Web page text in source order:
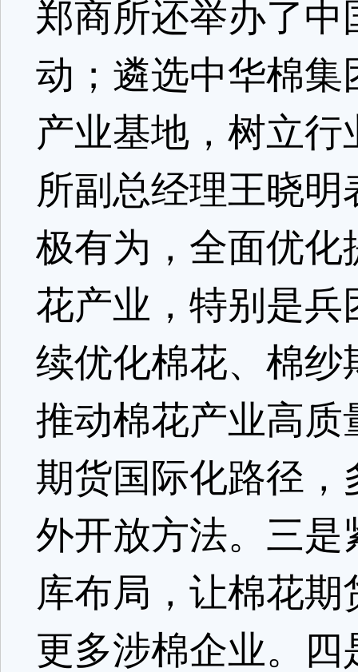
郑商所还举办了
动；遴选中华棉
产业基地，树立
所副总经理王晓
极有为，全面优
花产业，特别是
续优化棉花、棉
推动棉花产业高
期货国际化路径
外开放方法。三
库布局，让棉花
更多涉棉企业。四